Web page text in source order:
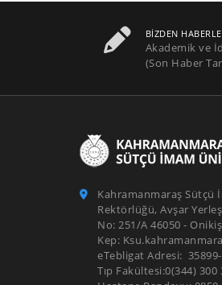
BIZDEN
Akademik ve
(Son Haber
Kahramanmaraş Sütçü
Rektörlüğü, Avşar
No: 251/A 46050 -
Kep:
eTebligat Adresi:
Tıp Fakültesi:0(344)